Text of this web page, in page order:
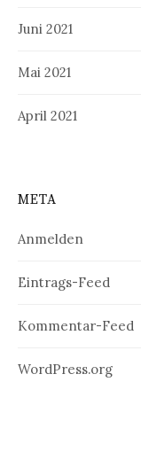
Juni 2021
Mai 2021
April 2021
META
Anmelden
Eintrags-Feed
Kommentar-Feed
WordPress.org